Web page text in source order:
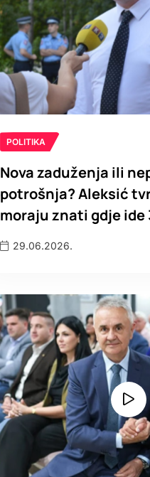
POLITIKA
Nova zaduženja ili
potrošnja? Aleksić
moraju znati gdje ide
29.06.2026.